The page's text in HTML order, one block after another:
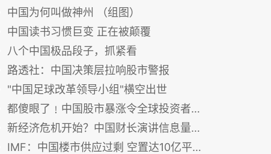
中国为何叫做神州 （组图）
中国读书习惯巨变 正在被颠覆
八个中国极品段子，抓紧看
路透社：中国决策层拉响股市警报
"中国足球改革领导小组"横空出世
都傻眼了﹗中国股市暴涨令全球投资者乱了阵脚
新经济危机开始？中国财长演讲信息量很大(图)
IMF：中国楼市供应过剩 空置达10亿平方米